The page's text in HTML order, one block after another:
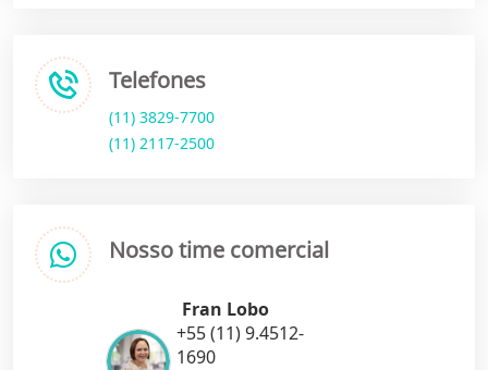
Telefones
(11) 3829-7700
(11) 2117-2500
Nosso time comercial
Fran Lobo
+55 (11) 9.4512-
1690